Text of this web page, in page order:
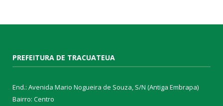
PREFEITURA DE TRACUATEUA
End.: Avenida Mario Nogueira de Souza, S/N (Antiga Embrapa)
Bairro: Centro